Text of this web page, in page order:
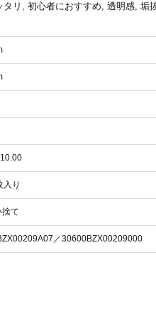
タリ , 初心者におすすめ, 透明感, 垢
入り
捨て
／30600BZX00209000